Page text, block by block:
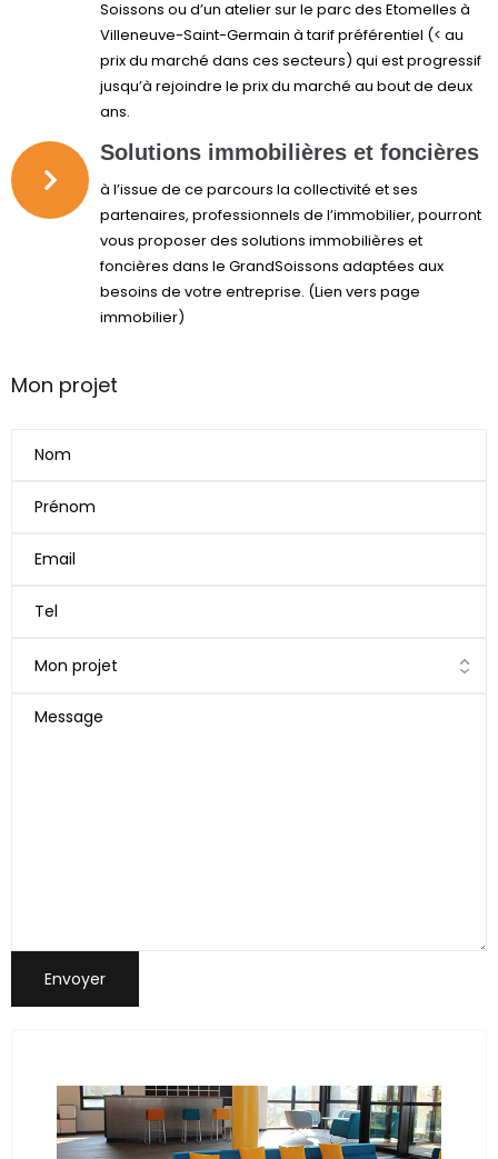
Soissons ou d’un atelier sur le parc des Etomelles à
Villeneuve-Saint-Germain à tarif préférentiel (< au
prix du marché dans ces secteurs) qui est progressif
jusqu’à rejoindre le prix du marché au bout de deux
ans.
Solutions immobilières et foncières
à l’issue de ce parcours la collectivité et ses
partenaires, professionnels de l’immobilier, pourront
vous proposer des solutions immobilières et
foncières dans le GrandSoissons adaptées aux
besoins de votre entreprise. (Lien vers page
immobilier)
Mon projet